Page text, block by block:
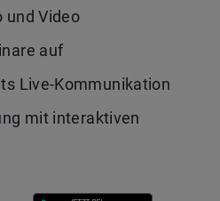
und Video
auf
Live-Kommunikation
mit interaktiven